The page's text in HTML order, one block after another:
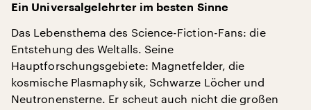
Ein Universalgelehrter im besten Sinne
Das Lebensthema des Science-Fiction-Fans: die
Entstehung des Weltalls. Seine
Hauptforschungsgebiete: Magnetfelder, die
kosmische Plasmaphysik, Schwarze Löcher und
Neutronensterne. Er scheut auch nicht die großen